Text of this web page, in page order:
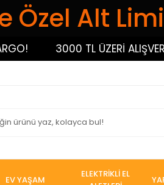
Özel Alt
3000 TL ÜZERİ
EV YAŞAM
ELEKTRİKLİ EL